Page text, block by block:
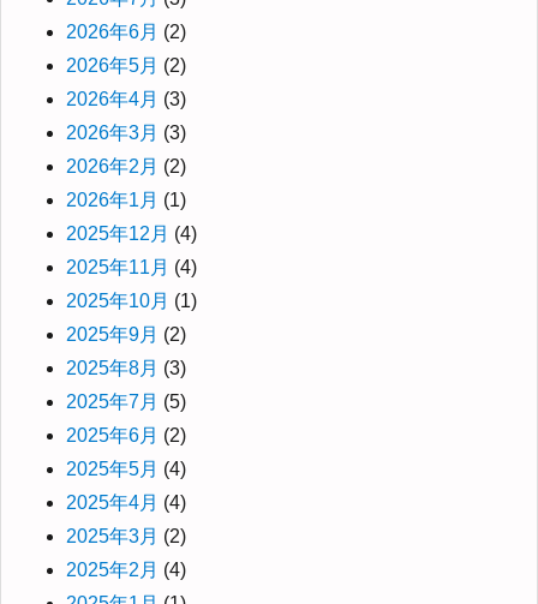
2026年6月 (2)
2026年5月 (2)
2026年4月 (3)
2026年3月 (3)
2026年2月 (2)
2026年1月 (1)
2025年12月 (4)
2025年11月 (4)
2025年10月 (1)
2025年9月 (2)
2025年8月 (3)
2025年7月 (5)
2025年6月 (2)
2025年5月 (4)
2025年4月 (4)
2025年3月 (2)
2025年2月 (4)